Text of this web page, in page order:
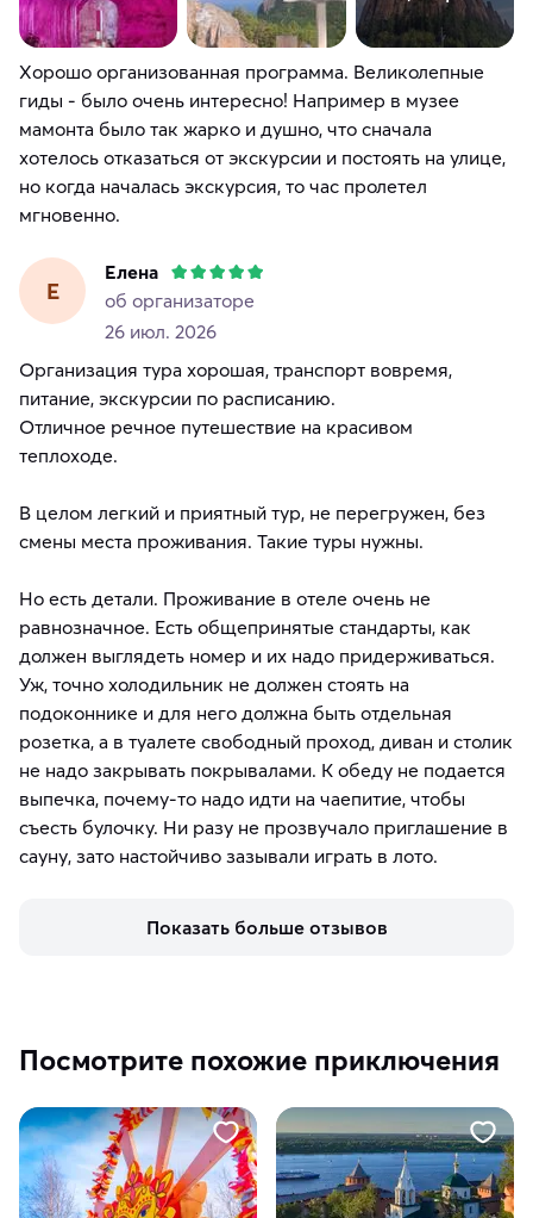
Хорошо организованная программа. Великолепные
гиды - было очень интересно! Например в музее
мамонта было так жарко и душно, что сначала
хотелось отказаться от экскурсии и постоять на улице,
но когда началась экскурсия, то час пролетел
мгновенно.
Е
Елена
об организаторе
26 июл. 2026
Организация тура хорошая, транспорт вовремя,
питание, экскурсии по расписанию.
Отличное речное путешествие на красивом
теплоходе.
В целом легкий и приятный тур, не перегружен, без
смены места проживания. Такие туры нужны.
Но есть детали. Проживание в отеле очень не
равнозначное. Есть общепринятые стандарты, как
должен выглядеть номер и их надо придерживаться.
Уж, точно холодильник не должен стоять на
подоконнике и для него должна быть отдельная
розетка, а в туалете свободный проход, диван и столик
не надо закрывать покрывалами. К обеду не подается
выпечка, почему-то надо идти на чаепитие, чтобы
съесть булочку. Ни разу не прозвучало приглашение в
сауну, зато настойчиво зазывали играть в лото.
Показать больше отзывов
Посмотрите похожие приключения